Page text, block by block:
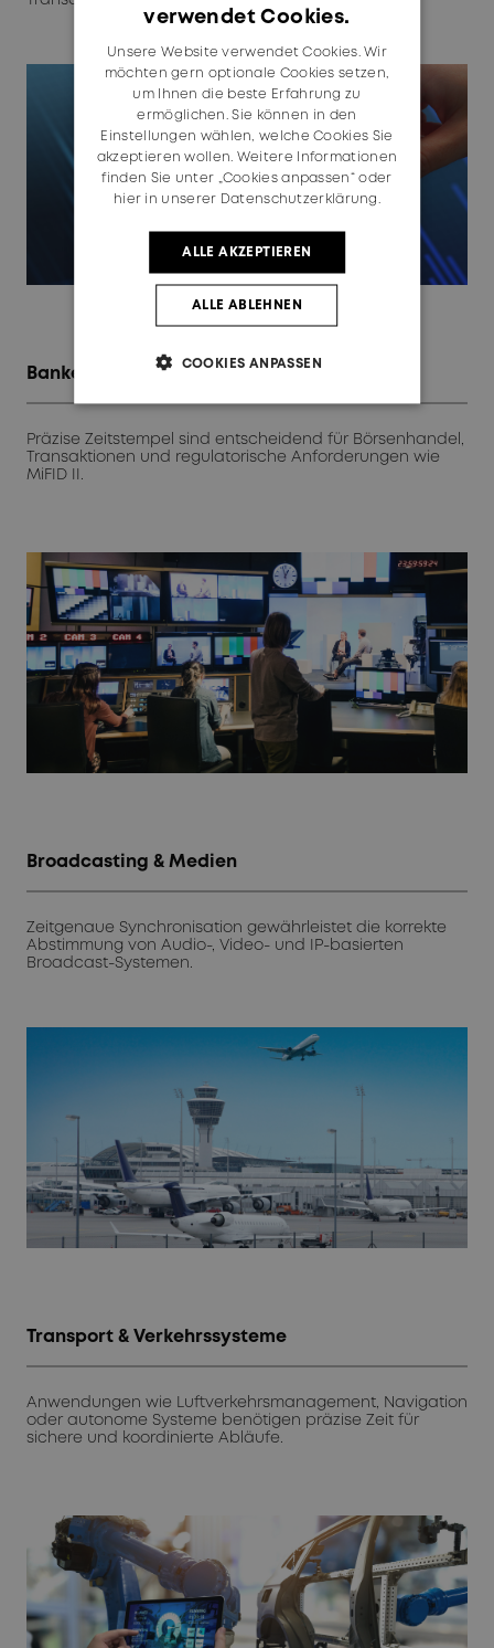
Banken & Finanzwesen
Präzise Zeitstempel sind entscheidend für Börsenhandel,
Transaktionen und regulatorische Anforderungen wie
MiFID II.
Broadcasting & Medien
Zeitgenaue Synchronisation gewährleistet die korrekte
Abstimmung von Audio-, Video- und IP-basierten
Broadcast-Systemen.
Transport & Verkehrssysteme
Anwendungen wie Luftverkehrsmanagement, Navigation
oder autonome Systeme benötigen präzise Zeit für
sichere und koordinierte Abläufe.
GERMAN
verwendet Cookies.
Unsere Website verwendet Cookies. Wir
möchten gern optionale Cookies setzen,
um Ihnen die beste Erfahrung zu
ermöglichen. Sie können in den
Einstellungen wählen, welche Cookies Sie
akzeptieren wollen. Weitere Informationen
finden Sie unter „Cookies anpassen“ oder
hier in unserer Datenschutzerklärung.
ALLE AKZEPTIEREN
ALLE ABLEHNEN
COOKIES ANPASSEN